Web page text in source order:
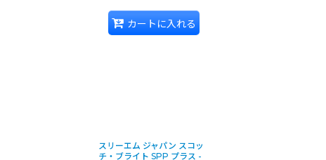
カートに入れる
スリーエム ジャパン スコッ
チ・ブライト SPP プラス -